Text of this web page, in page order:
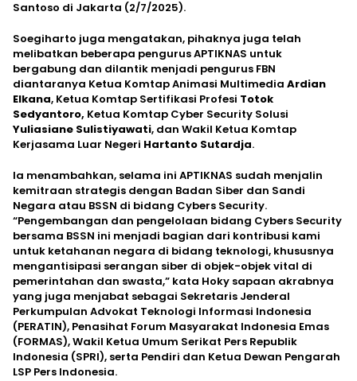
Santoso di Jakarta (2/7/2025).
Soegiharto juga mengatakan, pihaknya juga telah
melibatkan beberapa pengurus APTIKNAS untuk
bergabung dan dilantik menjadi pengurus FBN
diantaranya Ketua Komtap Animasi Multimedia Ardian
Elkana, Ketua Komtap Sertifikasi Profesi Totok
Sedyantoro, Ketua Komtap Cyber Security Solusi
Yuliasiane Sulistiyawati, dan Wakil Ketua Komtap
Kerjasama Luar Negeri Hartanto Sutardja.
Ia menambahkan, selama ini APTIKNAS sudah menjalin
kemitraan strategis dengan Badan Siber dan Sandi
Negara atau BSSN di bidang Cybers Security.
“Pengembangan dan pengelolaan bidang Cybers Security
bersama BSSN ini menjadi bagian dari kontribusi kami
untuk ketahanan negara di bidang teknologi, khususnya
mengantisipasi serangan siber di objek-objek vital di
pemerintahan dan swasta,” kata Hoky sapaan akrabnya
yang juga menjabat sebagai Sekretaris Jenderal
Perkumpulan Advokat Teknologi Informasi Indonesia
(PERATIN), Penasihat Forum Masyarakat Indonesia Emas
(FORMAS), Wakil Ketua Umum Serikat Pers Republik
Indonesia (SPRI), serta Pendiri dan Ketua Dewan Pengarah
LSP Pers Indonesia.